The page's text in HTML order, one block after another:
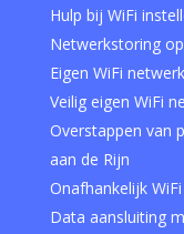
Hulp bij WiFi
Netwerkstoring
Eigen WiFi
Veilig eigen WiFi
Overstappen van
aan de Rijn
Onafhankelijk
Data aansluiting